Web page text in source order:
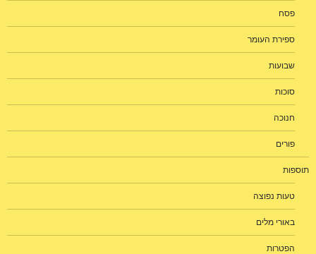
פסח
ספירת העומר
שבועות
סוכות
חנוכה
פורים
תוספות
טעות נפוצה
באורי מלים
הפטרות